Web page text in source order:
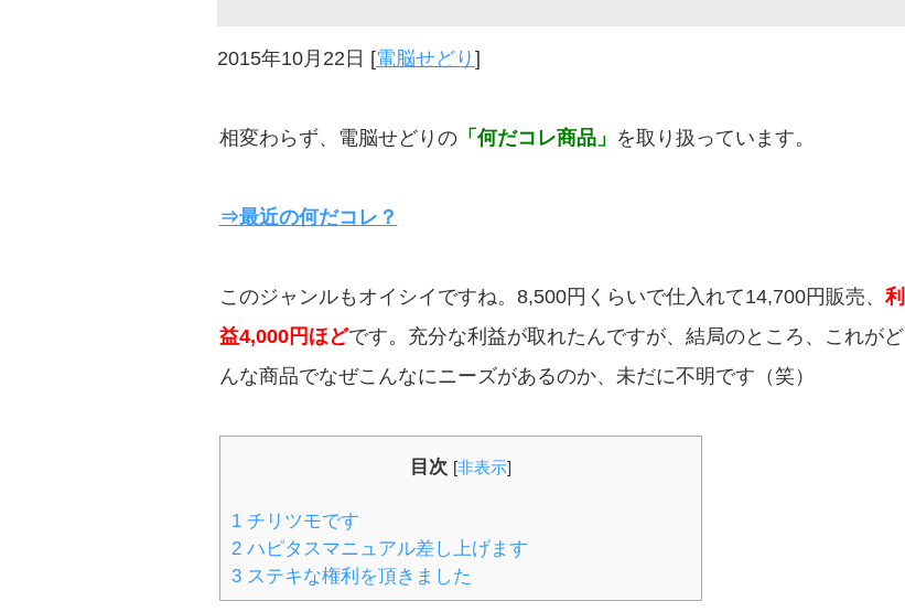
2015年10月22日 [電脳せどり ]
相変わらず、電脳せどりの「何だコレ商品」 を取り扱っています。
⇒最近の何だコレ？
このジャンルもオイシイですね。8,500円くらいで仕入れて14,700円販売、利
益4,000円ほどです。充分な利益が取れたんですが、結局のところ、これがど
んな商品でなぜこんなにニーズがあるのか、未だに不明です（笑）
目次 [非表示]
1チリツモです
2ハピタスマニュアル差し上げます
3ステキな権利を頂きました